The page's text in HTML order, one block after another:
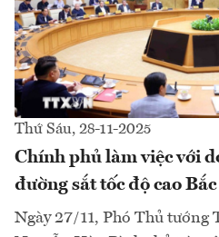
Thứ Sáu, 28-11-2025
Chính phủ làm việc với
đường sắt tốc độ cao
Ngày 27/11, Phó Thủ tướng